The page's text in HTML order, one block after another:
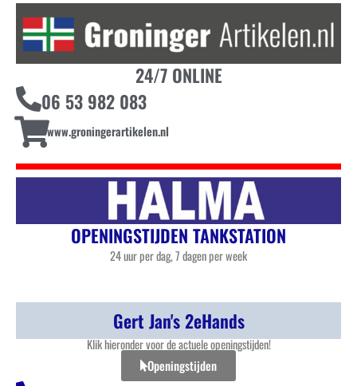
24/7 ONLINE
06 53 982 083
www.groningerartikelen.nl
OPENINGSTIJDEN TANKSTATION
24 uur per dag, 7 dagen per week
Gert Jan's 2eHands
Klik hieronder voor de actuele openingstijden!
Openingstijden